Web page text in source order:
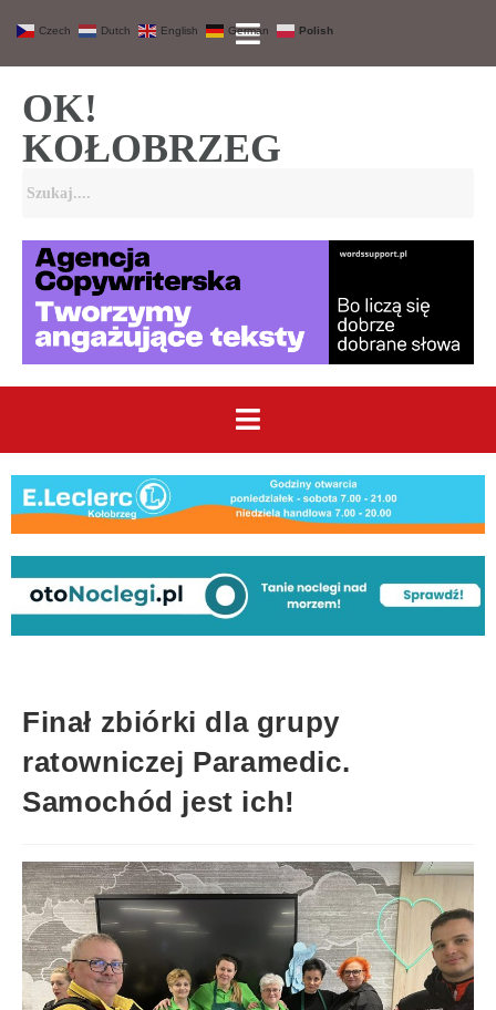
OK!
KOŁOBRZEG
Finał zbiórki dla grupy
ratowniczej Paramedic.
Samochód jest ich!
Czech Dutch English German Polish